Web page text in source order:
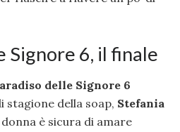
Signore 6, il finale
delle Signore 6
stagione della soap, Stefania
è sicura di amare